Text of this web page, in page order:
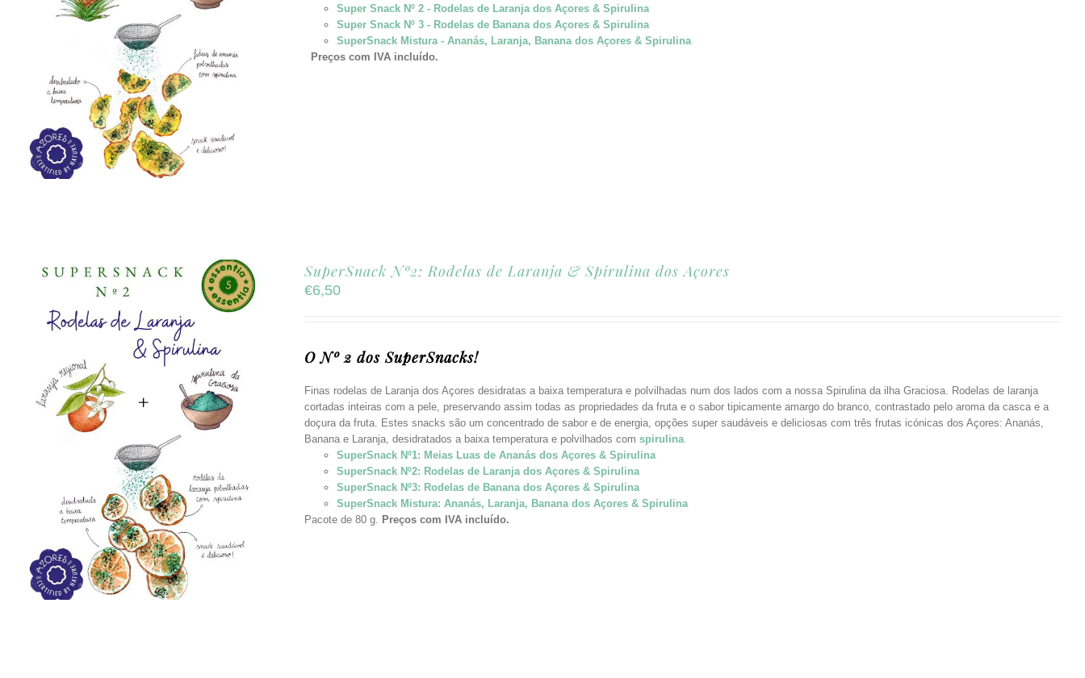
Super Snack Nº 2 - Rodelas de Laranja dos Açores & Spirulina
Super Snack Nº 3 - Rodelas de Banana dos Açores & Spirulina
SuperSnack Mistura - Ananás, Laranja, Banana dos Açores & Spirulina
Preços com IVA incluído.
SuperSnack Nº2: Rodelas de Laranja & Spirulina dos Açores
€6,50
O Nº 2 dos SuperSnacks!
Finas rodelas de Laranja dos Açores desidratas a baixa temperatura e polvilhadas num dos lados com a nossa Spirulina da ilha Graciosa. Rodelas de laranja
cortadas inteiras com a pele, preservando assim todas as propriedades da fruta e o sabor tipicamente amargo do branco, contrastado pelo aroma da casca e a
doçura da fruta. Estes snacks são um concentrado de sabor e de energia, opções super saudáveis e deliciosas com três frutas icónicas dos Açores: Ananás,
Banana e Laranja, desidratados a baixa temperatura e polvilhados com spirulina.
SuperSnack Nº1: Meias Luas de Ananás dos Açores & Spirulina
SuperSnack Nº2: Rodelas de Laranja dos Açores & Spirulina
SuperSnack Nº3: Rodelas de Banana dos Açores & Spirulina
SuperSnack Mistura: Ananás, Laranja, Banana dos Açores & Spirulina
Pacote de 80 g. Preços com IVA incluído.